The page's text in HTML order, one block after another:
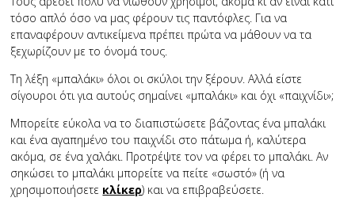
τόσο απλό όσο να μας φέρουν τις παντόφλες. Για να
επαναφέρουν αντικείμενα πρέπει πρώτα να μάθουν να τα
ξεχωρίζουν με το όνομά τους.
Τη λέξη «μπαλάκι» όλοι οι σκύλοι την ξέρουν. Αλλά είστε
σίγουροι ότι για αυτούς σημαίνει «μπαλάκι» και όχι «παιχνίδι»;
Μπορείτε εύκολα να το διαπιστώσετε βάζοντας ένα μπαλάκι
και ένα αγαπημένο του παιχνίδι στο πάτωμα ή, καλύτερα
ακόμα, σε ένα χαλάκι. Προτρέψτε τον να φέρει το μπαλάκι. Αν
σηκώσει το μπαλάκι μπορείτε να πείτε «σωστό» (ή να
χρησιμοποιήσετε κλίκερ) και να επιβραβεύσετε.